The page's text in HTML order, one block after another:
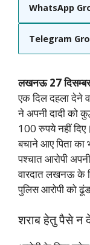
WhatsApp
Telegram
लखनऊ 27
एक दिल दहला देने
ने अपनी दादी को
100 रुपये नहीं
बचाने आए पिता का
पश्चात आरोपी
वारदात लखनऊ के
पुलिस आरोपी को
शराब हेतु पैसे न